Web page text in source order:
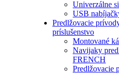
Univerzálne
USB
Predlžovacie
príslušenstvo
Montované
Navijaky
FRENCH
Predlžovacie